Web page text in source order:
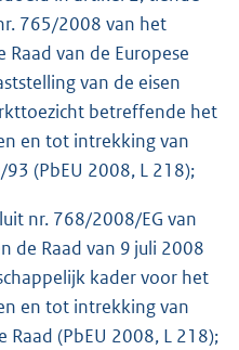
765/2008 van het
van de Europese
van de eisen
betreffende het
en tot intrekking van
93 (PbEU 2008, L 218);
nr. 768/2008/EG van
de Raad van 9 juli 2008
kader voor het
en tot intrekking van
Raad (PbEU 2008, L 218);